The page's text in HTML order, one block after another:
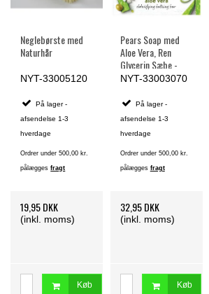
Neglebørste med
Naturhår
NYT-33005120
På lager -
afsendelse 1-3
hverdage
Ordrer under 500,00 kr.
pålæggesfragt
19,95 DKK
(inkl. moms)
Køb
Pears Soap med
Aloe Vera, Ren
Glycerin Sæbe -
100 g.
NYT-33003070
På lager -
afsendelse 1-3
hverdage
Ordrer under 500,00 kr.
pålægges fragt
32,95 DKK
(inkl. moms)
Køb